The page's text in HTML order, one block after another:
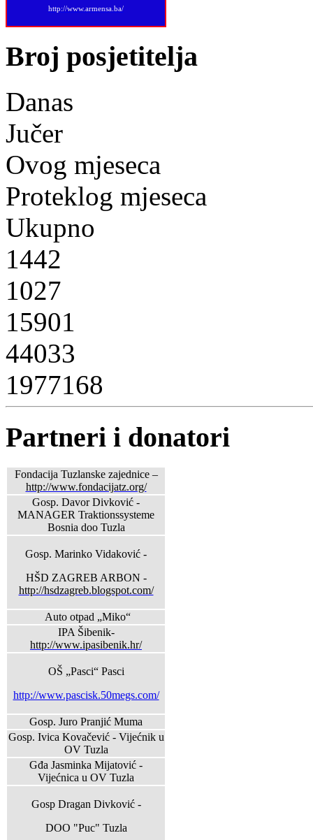
http://www.armensa.ba/
Broj posjetitelja
Danas
Jučer
Ovog mjeseca
Proteklog mjeseca
Ukupno
1442
1027
15901
44033
1977168
Partneri i donatori
Fondacija Tuzlanske zajednice –
http://www.fondacijatz.org/
Gosp. Davor Divković -
MANAGER Traktionssysteme
Bosnia doo Tuzla
Gosp. Marinko Vidaković -
HŠD ZAGREB ARBON -
http://hsdzagreb.blogspot.com/
Auto otpad „Miko“
IPA Šibenik-
http://www.ipasibenik.hr/
OŠ „Pasci“ Pasci
http://www.pascisk.50megs.com/
Gosp. Juro Pranjić Muma
Gosp. Ivica Kovačević - Vijećnik u
OV Tuzla
Gđa Jasminka Mijatović -
Vijećnica u OV Tuzla
Gosp Dragan Divković -
DOO "Puc" Tuzla